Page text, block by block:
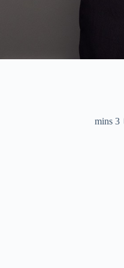
3 mins